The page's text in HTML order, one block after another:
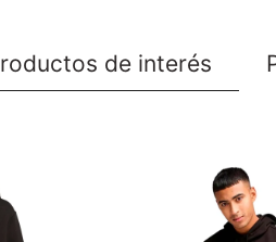
de interés